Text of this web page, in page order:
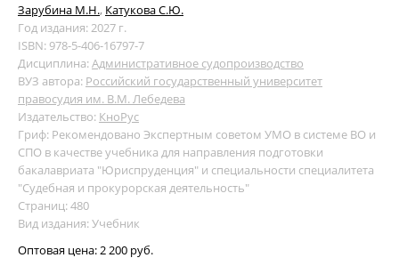
Зарубина М.Н., Катукова С.Ю.
Год издания: 2027 г.
ISBN: 978-5-406-16797-7
Дисциплина:Административное судопроизводство
ВУЗ автора: Российский государственный университет
правосудия им. В.М. Лебедева
Издательство: КноРус
Гриф: Рекомендовано Экспертным советом УМО в системе ВО и
СПО в качестве учебника для направления подготовки
бакалавриата "Юриспруденция" и специальности специалитета
"Судебная и прокурорская деятельность"
Страниц: 480
Вид издания: Учебник
Оптовая цена:2 200 руб.